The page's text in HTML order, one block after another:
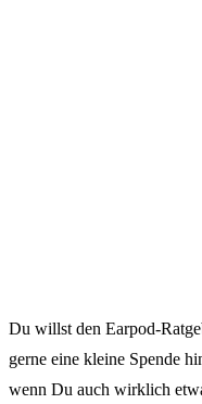
Du willst den Earpod-
gerne eine kleine Spende
wenn Du auch wirklich